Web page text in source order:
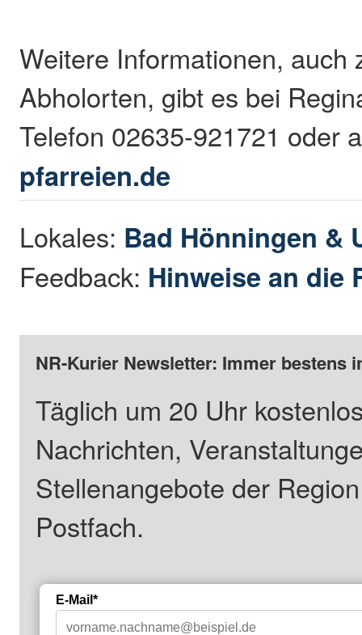
Weitere Informationen, auch
Abholorten, gibt es bei
Telefon 02635-921721 oder
pfarreien.de
Lokales: Bad Hönningen &
Feedback: Hinweise an die
NR-Kurier Newsletter: Immer bestens
Täglich um 20 Uhr
Nachrichten,
Stellenangebote der
Postfach.
E-Mail*